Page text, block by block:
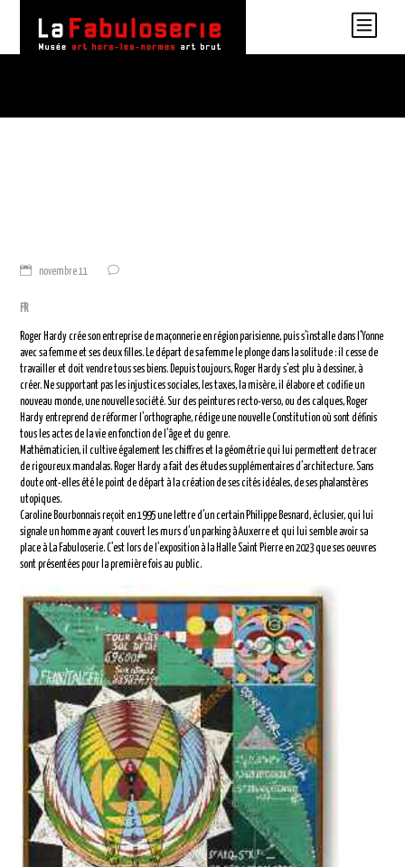
novembre 11
FR
Roger Hardy crée son entreprise de maçonnerie en région parisienne, puis s’installe dans l’Yonne
avec sa femme et ses deux filles. Le départ de sa femme le plonge dans la solitude : il cesse de
travailler et doit vendre tous ses biens. Depuis toujours, Roger Hardy s’est plu à dessiner, à
créer. Ne supportant pas les injustices sociales, les taxes, la misère, il élabore et codifie un
nouveau monde, une nouvelle société. Sur des peintures recto-verso, ou des calques, Roger
Hardy entreprend de réformer l’orthographe, rédige une nouvelle Constitution où sont définis
tous les actes de la vie en fonction de l’âge et du genre.
Mathématicien, il cultive également les chiffres et la géométrie qui lui permettent de tracer
de rigoureux mandalas. Roger Hardy a fait des études supplémentaires d’architecture. Sans
doute ont-elles été le point de départ à la création de ses cités idéales, de ses phalanstères
utopiques.
Caroline Bourbonnais reçoit en 1995 une lettre d’un certain Philippe Besnard, éclusier, qui lui
signale un homme ayant couvert les murs d’un parking à Auxerre et qui lui semble avoir sa
place à La Fabuloserie. C’est lors de l’exposition à la Halle Saint Pierre en 2023 que ses oeuvres
sont présentées pour la première fois au public.